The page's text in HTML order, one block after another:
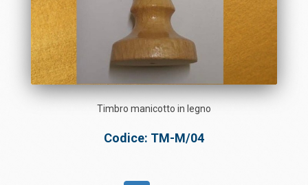
Timbro manicotto in legno
Codice: TM-M/04